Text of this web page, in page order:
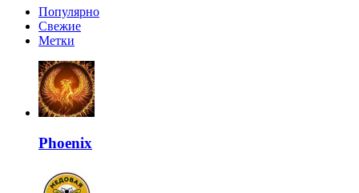
Популярно
Свежие
Метки
Phoenix